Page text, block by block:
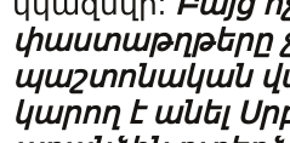
փաստաթղթերը
պաշտոնական
կարող է անել